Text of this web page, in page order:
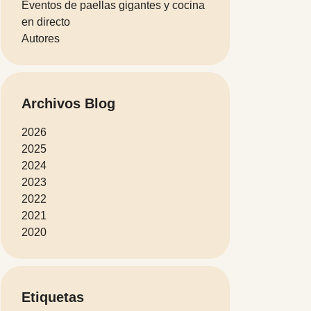
Eventos de paellas gigantes y cocina
en directo
Autores
Archivos Blog
2026
2025
2024
2023
2022
2021
2020
Etiquetas